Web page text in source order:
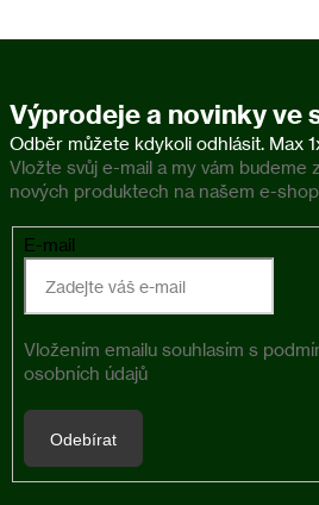
Výprodeje a novinky ve
Vložte svůj e-mail a my vám budeme
nových produktech na našem e-
E-mail
Vložením emailu souhlasím s
osobních údajů
Odebírat